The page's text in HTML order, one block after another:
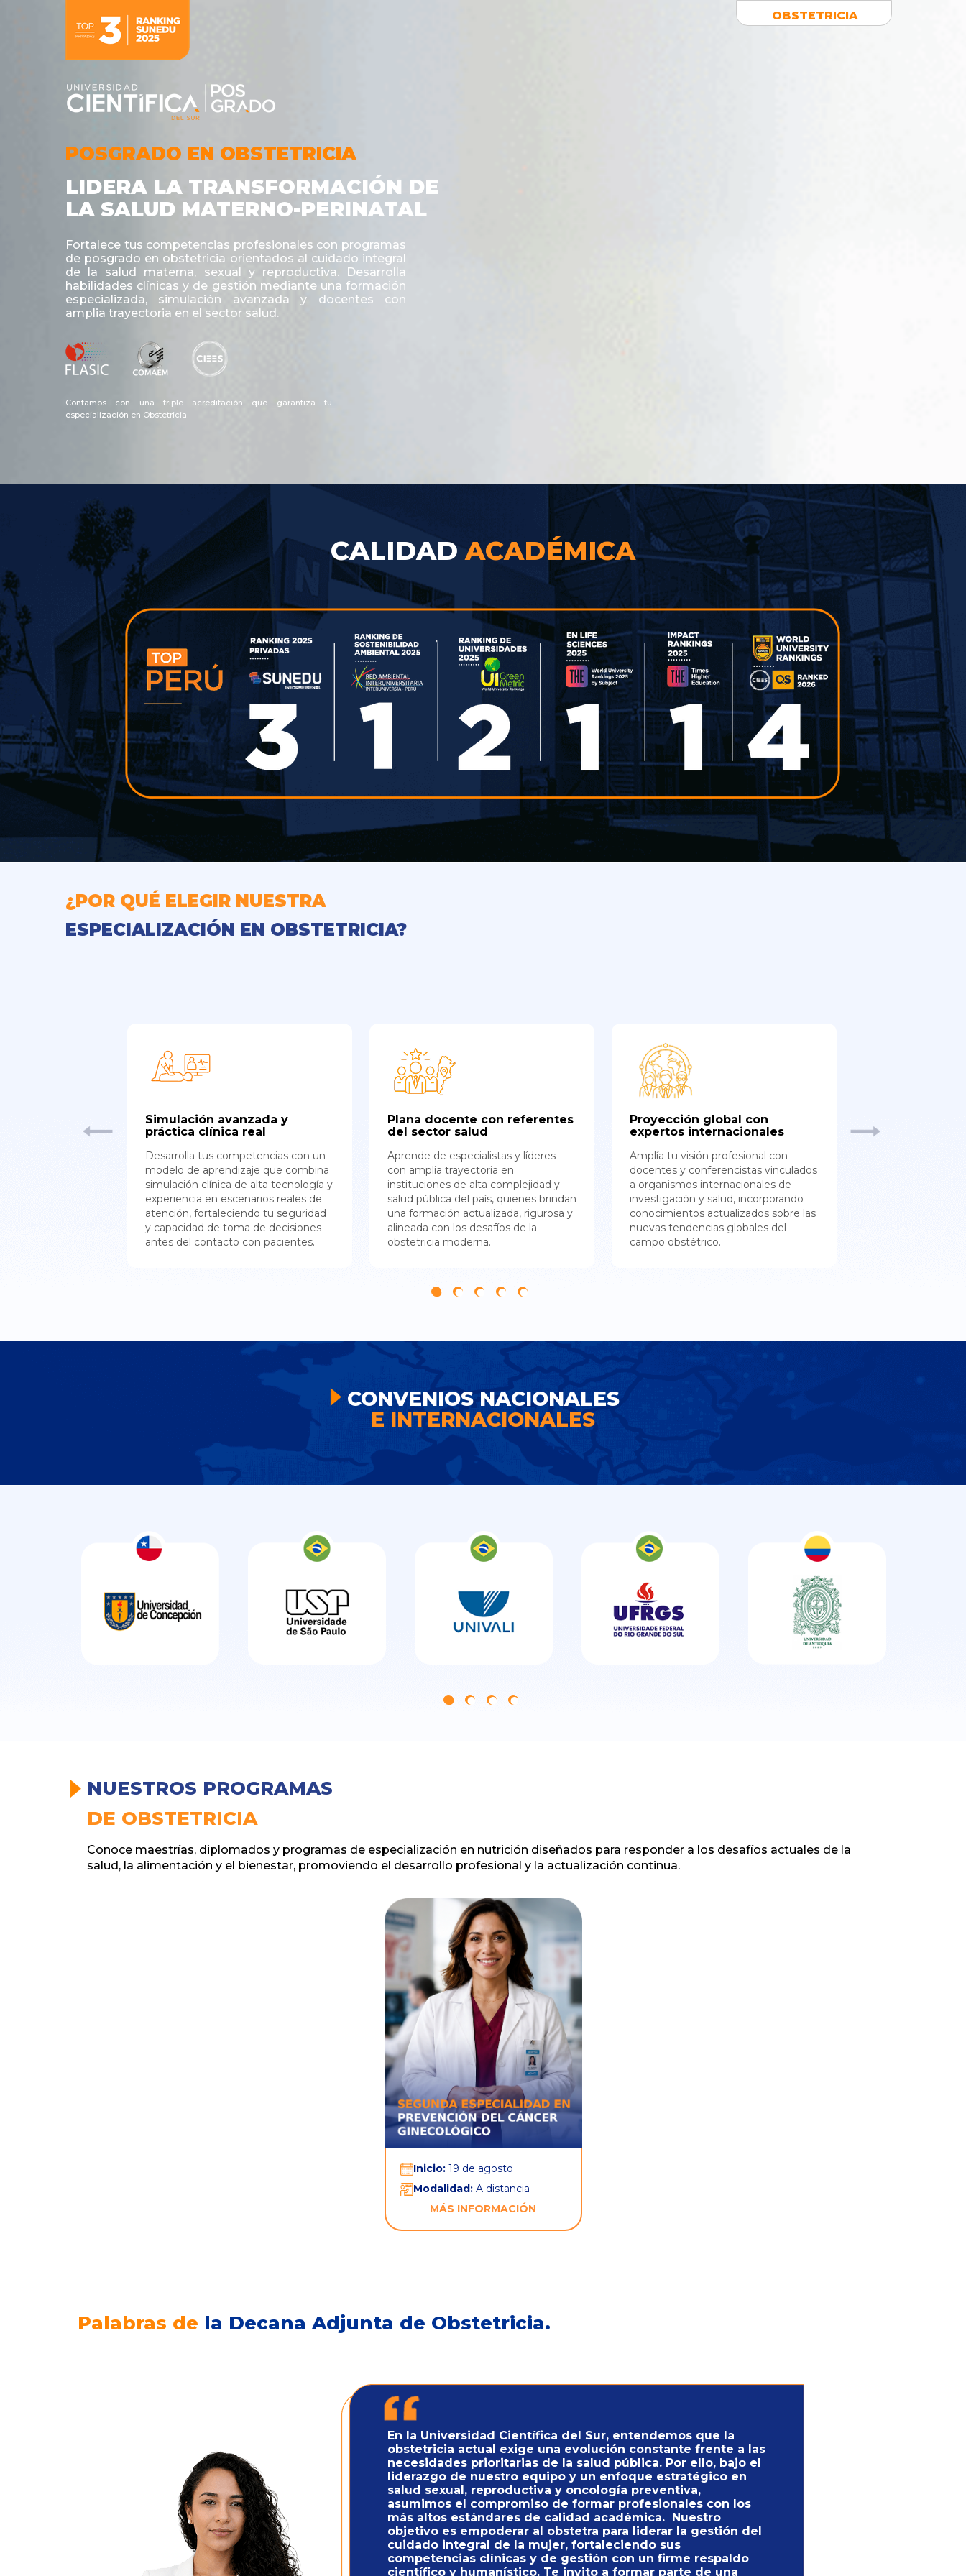
POSGRADO EN OBSTETRICIA
LIDERA LA TRANSFORMACIÓN DE
LA SALUD MATERNO-PERINATAL
CONVENIOS NACIONALES
E INTERNACIONALES
Simulación avanzada y
práctica clínica real
Desarrolla tus competencias con un
modelo de aprendizaje que combina
simulación clínica de alta tecnología y
experiencia en escenarios reales de
atención, fortaleciendo tu seguridad
y capacidad de toma de decisiones
antes del contacto con pacientes.
Plana docente con referentes
del sector salud
Aprende de especialistas y líderes
con amplia trayectoria en
instituciones de alta complejidad y
salud pública del país, quienes brindan
una formación actualizada, rigurosa y
alineada con los desafíos de la
obstetricia moderna.
Proyección global con
expertos internacionales
Amplía tu visión profesional con
docentes y conferencistas vinculados
a organismos internacionales de
investigación y salud, incorporando
conocimientos actualizados sobre las
nuevas tendencias globales del
campo obstétrico.
servicios de
Palabras de la Decana Adjunta de Obstetricia.
En la Universidad Científica del Sur, entendemos que la
obstetricia actual exige una evolución constante frente a las
necesidades prioritarias de la salud pública. Por ello, bajo el
liderazgo de nuestro equipo y un enfoque estratégico en
salud sexual, reproductiva y oncología preventiva,
asumimos el compromiso de formar profesionales con los
más altos estándares de calidad académica. Nuestro
objetivo es empoderar al obstetra para liderar la gestión del
cuidado integral de la mujer, fortaleciendo sus
competencias clínicas y de gestión con un firme respaldo
científico y humanístico. Te invito a formar parte de una
Contamos con una triple acreditación que garantiza tu
especialización en Obstetricia.
Fortalece tus competencias profesionales con programas
de posgrado en obstetricia orientados al cuidado integral
de la salud materna, sexual y reproductiva. Desarrolla
habilidades clínicas y de gestión mediante una formación
especializada, simulación avanzada y docentes con
amplia trayectoria en el sector salud.
Inicio:19 de agosto
Modalidad:A distancia
MÁS INFORMACIÓN
OBSTETRICIA
CALIDAD ACADÉMICA
¿POR QUÉ ELEGIR NUESTRA
ESPECIALIZACIÓN EN OBSTETRICIA?
NUESTROS PROGRAMAS
DE OBSTETRICIA
Conoce maestrías, diplomados y programas de especialización en nutrición diseñados para responder a los desafíos actuales de la
salud, la alimentación y el bienestar, promoviendo el desarrollo profesional y la actualización continua.